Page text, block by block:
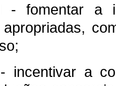
- fomentar a
apropriadas,
incentivar a